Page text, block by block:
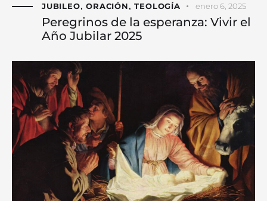
JUBILEO,ORACIÓN ,TEOLOGÍA enero 6, 2025
Peregrinos de la esperanza: Vivir el
Año Jubilar 2025